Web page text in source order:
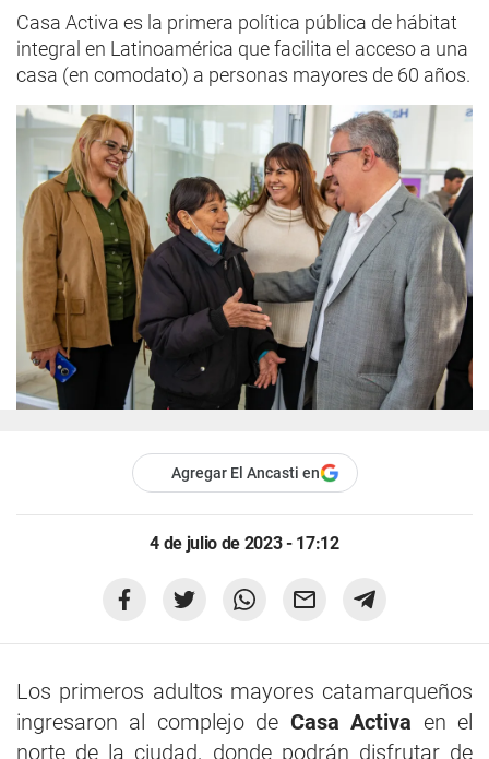
Casa Activa es la primera política pública de hábitat
integral en Latinoamérica que facilita el acceso a una
casa (en comodato) a personas mayores de 60 años.
Agregar El Ancasti en
4 de julio de 2023 - 17:12
Los primeros adultos mayores catamarqueños
ingresaron al complejo de Casa Activa en el
norte de la ciudad, donde podrán disfrutar de